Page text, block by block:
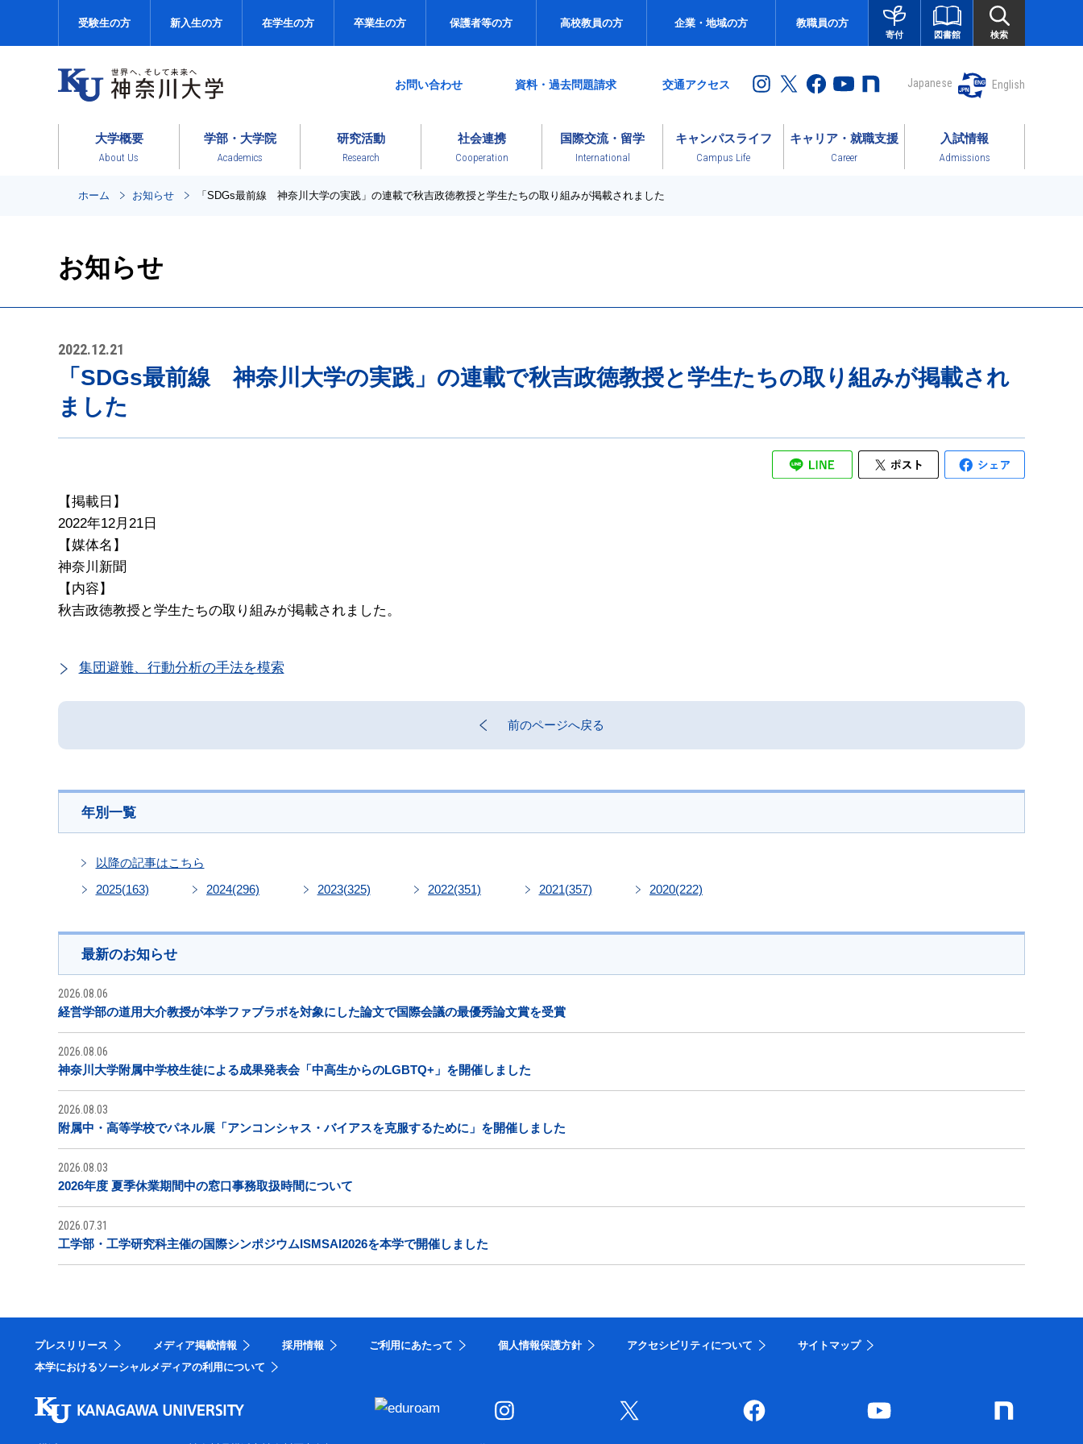
受験生の方 新入生の方 在学生の方 卒業生の方 保護者等の方 高校教員の方 企業・地域の方 教職員の方
寄付 図書館 検索
お問い合わせ 資料・過去問題請求 交通アクセス Japanese English
大学概要
About Us
学部・大学院
Academics
研究活動
Research
社会連携
Cooperation
国際交流・留学
International
キャンパスライフ
Campus Life
キャリア・就職支援
Career
入試情報
Admissions
ホーム お知らせ 「SDGs最前線 神奈川大学の実践」の連載で秋吉政徳教授と学生たちの取り組みが掲載されました
お知らせ
2022.12.21
「SDGs最前線 神奈川大学の実践」の連載で秋吉政徳教授と学生たちの取り組みが掲載され
ました
【掲載日】
2022年12月21日
【媒体名】
神奈川新聞
【内容】
秋吉政徳教授と学生たちの取り組みが掲載されました。
集団避難、行動分析の手法を模索
前のページへ戻る
年別一覧
以降の記事はこちら
2025(163) 2024(296) 2023(325) 2022(351) 2021(357) 2020(222)
最新のお知らせ
2026.08.06
経営学部の道用大介教授が本学ファブラボを対象にした論文で国際会議の最優秀論文賞を受賞
2026.08.06
神奈川大学附属中学校生徒による成果発表会「中高生からのLGBTQ+」を開催しました
2026.08.03
附属中・高等学校でパネル展「アンコンシャス・バイアスを克服するために」を開催しました
2026.08.03
2026年度 夏季休業期間中の窓口事務取扱時間について
2026.07.31
工学部・工学研究科主催の国際シンポジウムISMSAI2026を本学で開催しました
プレスリリース メディア掲載情報 採用情報 ご利用にあたって 個人情報保護方針 アクセシビリティについて
サイトマップ
本学におけるソーシャルメディアの利用について